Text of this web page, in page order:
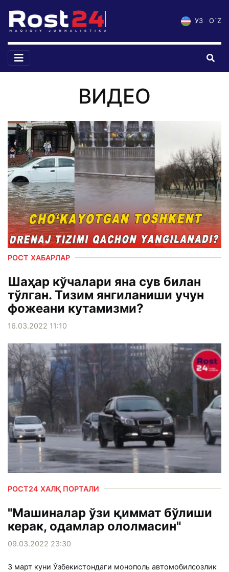
УЗ O`Z
ВИДЕО
РОСТ ХАБАРЛАР
Шаҳар кўчалари яна сув билан
тўлган. Тизим янгиланиши учун
фожеани кутамизми?
16.03.2022 11:10
РОСТ24 ХАЛҚ ПОРТАЛИ
"Машиналар ўзи қиммат бўлиши
керак, одамлар ололмасин"
09.03.2022 23:30
3 март куни Ўзбекистондаги монополь автомобилсозлик